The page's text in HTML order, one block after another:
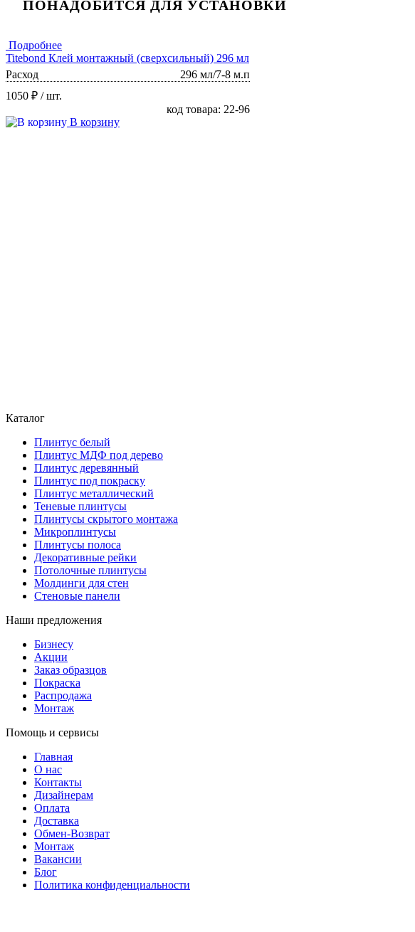
ПОНАДОБИТСЯ ДЛЯ УСТАНОВКИ
Подробнее
Titebond Клей монтажный (сверхсильный) 296 мл
Расход
296 мл/7-8 м.п
1050 ₽ / шт.
код товара: 22-96
В корзину
Каталог
Плинтус белый
Плинтус МДФ под дерево
Плинтус деревянный
Плинтус под покраску
Плинтус металлический
Теневые плинтусы
Плинтусы скрытого монтажа
Микроплинтусы
Плинтусы полоса
Декоративные рейки
Потолочные плинтусы
Молдинги для стен
Стеновые панели
Наши предложения
Бизнесу
Акции
Заказ образцов
Покраска
Распродажа
Монтаж
Помощь и сервисы
Главная
О нас
Контакты
Дизайнерам
Оплата
Доставка
Обмен-Возврат
Монтаж
Вакансии
Блог
Политика конфиденциальности